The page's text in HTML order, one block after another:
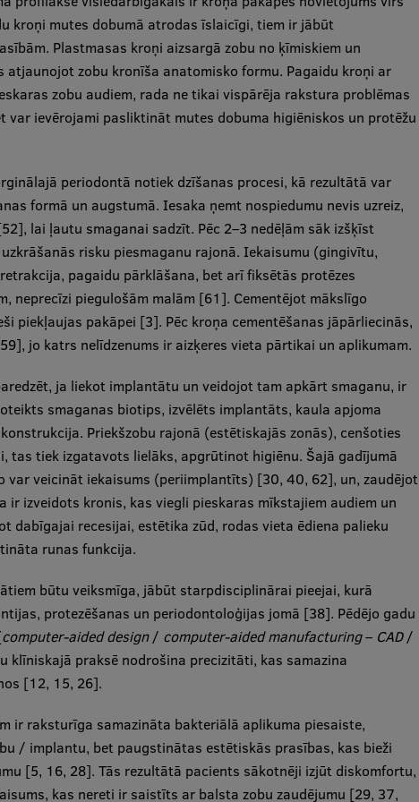
kroņi mutes dobumā atrodas īslaicīgi, tiem ir jābūt
Plastmasas kroņi aizsargā zobu no ķīmiskiem un
atjaunojot zobu kronīša anatomisko formu. Pagaidu kroņi ar
zobu audiem, rada ne tikai vispārēja rakstura problēmas
ievērojami pasliktināt mutes dobuma higiēniskos un protēžu
periodontā notiek dzīšanas procesi, kā rezultātā var
formā un augstumā. Iesaka ņemt nospiedumu nevis uzreiz,
lai ļautu smaganai sadzīt. Pēc 2–3 nedēļām sāk izšķīst
risku piesmaganu rajonā. Iekaisumu (gingivītu,
pagaidu pārklāšana, bet arī fiksētās protēzes
neprecīzi piegulošām malām [61]. Cementējot mākslīgo
piekļaujas pakāpei [3]. Pēc kroņa cementēšanas jāpārliecinās,
jo katrs nelīdzenums ir aizķeres vieta pārtikai un aplikumam.
ja liekot implantātu un veidojot tam apkārt smaganu, ir
smaganas biotips, izvēlēts implantāts, kaula apjoma
Priekšzobu rajonā (estētiskajās zonās), cenšoties
tas tiek izgatavots lielāks, apgrūtinot higiēnu. Šajā gadījumā
var veicināt iekaisums (periimplantīts) [30, 40, 62], un, zaudējot
ir izveidots kronis, kas viegli pieskaras mīkstajiem audiem un
dabīgajai recesijai, estētika zūd, rodas vieta ēdiena palieku
runas funkcija.
būtu veiksmīga, jābūt starpdisciplinārai pieejai, kurā
protezēšanas un periodontoloģijas jomā [38]. Pēdējo gadu
computer-aided design/ computer-aided manufacturing– CAD/
klīniskajā praksē nodrošina precizitāti, kas samazina
[12, 15, 26].
ir raksturīga samazināta bakteriālā aplikuma piesaiste,
/ implantu, bet paugstinātas estētiskās prasības, kas bieži
[5, 16, 28]. Tās rezultātā pacients sākotnēji izjūt diskomfortu,
kas nereti ir saistīts ar balsta zobu zaudējumu [29, 37,